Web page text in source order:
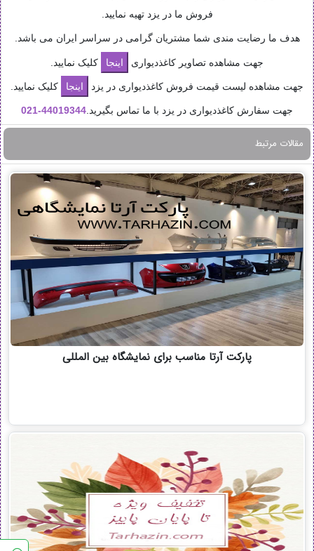
فروش ما در یزد تهیه نمایید.
هدف ما رضایت مندی شما مشتریان گرامی در سراسر ایران می باشد.
جهت مشاهده تصاویر کاغذدیواری کلیک نمایید.
جهت مشاهده لیست قیمت فروش کاغذدیواری در یزد کلیک نمایید.
جهت سفارش کاغذدیواری در یزد با ما تماس بگیرید. 44019344-
021
مقالات مرتبط
پارکت آرتا مناسب برای نمایشگاه بین المللی